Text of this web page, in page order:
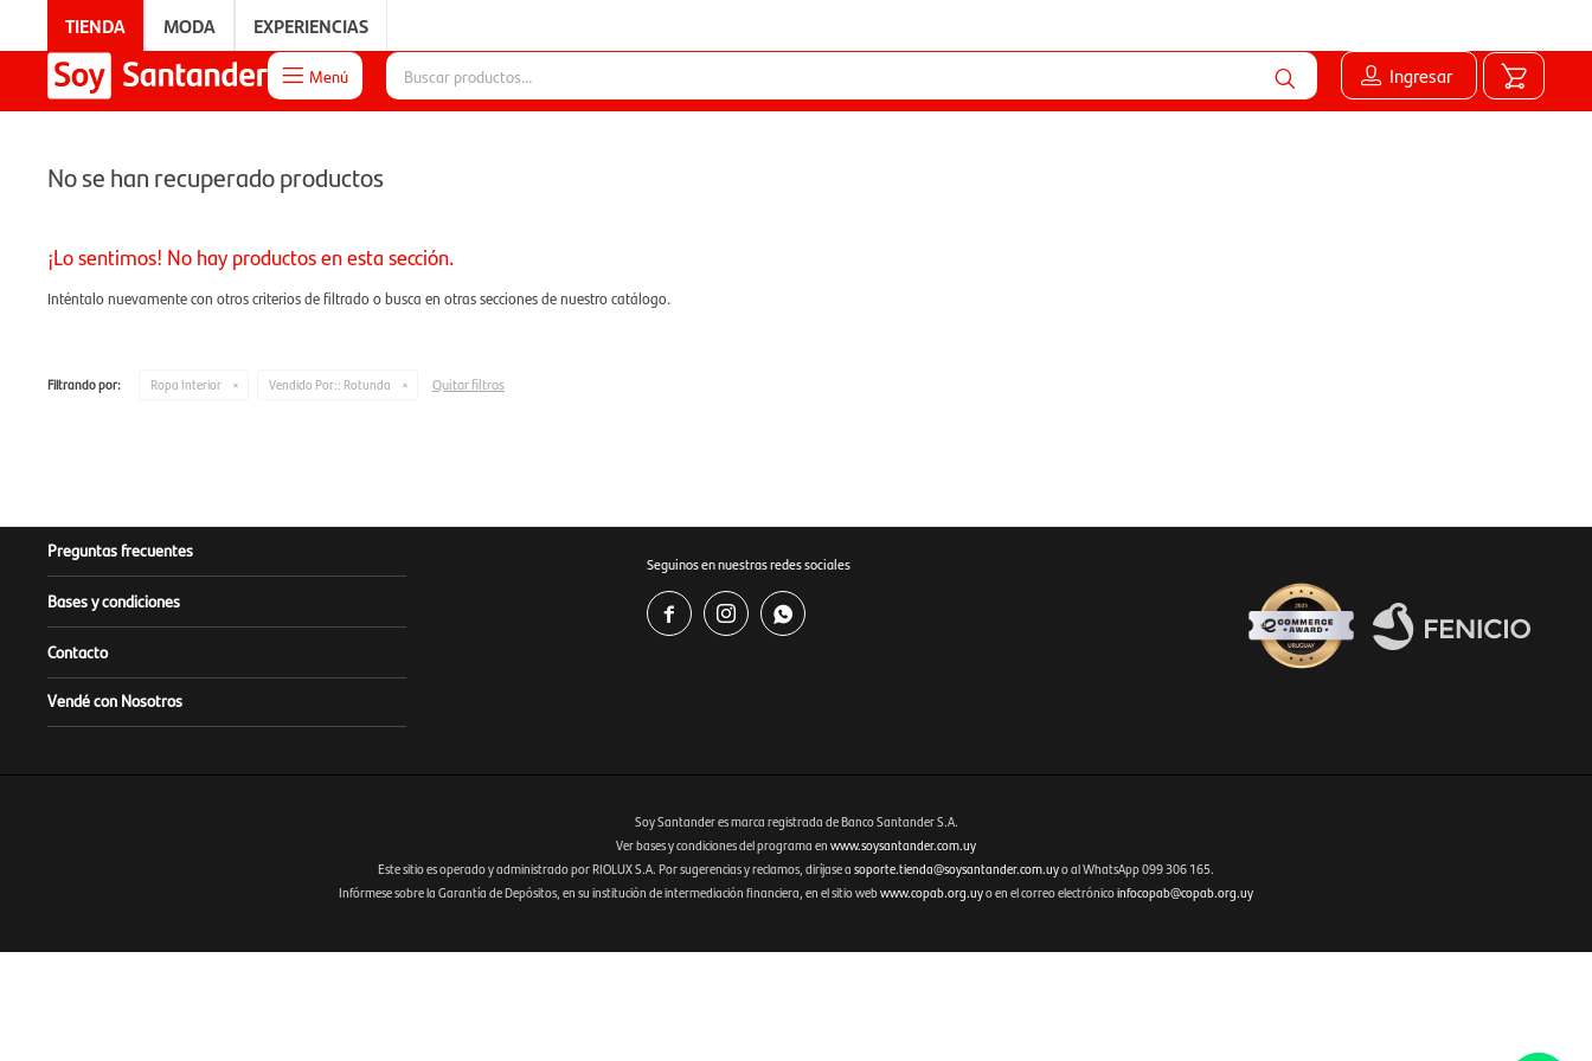
TIENDA MODA EXPERIENCIAS
 Menú Ingresar
No se han recuperado productos
¡Lo sentimos! No hay productos en esta sección.
Inténtalo nuevamente con otros criterios de filtrado o busca en otras secciones de nuestro catálogo.
Filtrando por: Ropa Interior Vendido Por:: Rotunda Quitar filtros
Preguntas frecuentes
Bases y condiciones
Contacto
Vendé con Nosotros
Seguinos en nuestras redes sociales
  
Fenicio eCommerce Uruguay
Soy Santander es marca registrada de Banco Santander S.A.
Ver bases y condiciones del programa en www.soysantander.com.uy
Este sitio es operado y administrado por RIOLUX S.A. Por sugerencias y reclamos, diríjase a soporte.tienda@soysantander.com.uyo al WhatsApp 099 306 165.
Infórmese sobre la Garantía de Depósitos, en su institución de intermediación financiera, en el sitio webwww.copab.org.uyo en el correo electrónicoinfocopab@copab.org.uy